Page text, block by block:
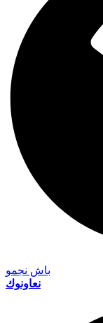
باش نجمو
نعاونوك